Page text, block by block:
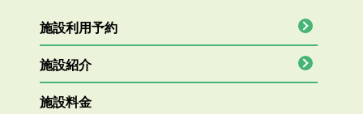
施設利用予約
施設紹介
施設料金